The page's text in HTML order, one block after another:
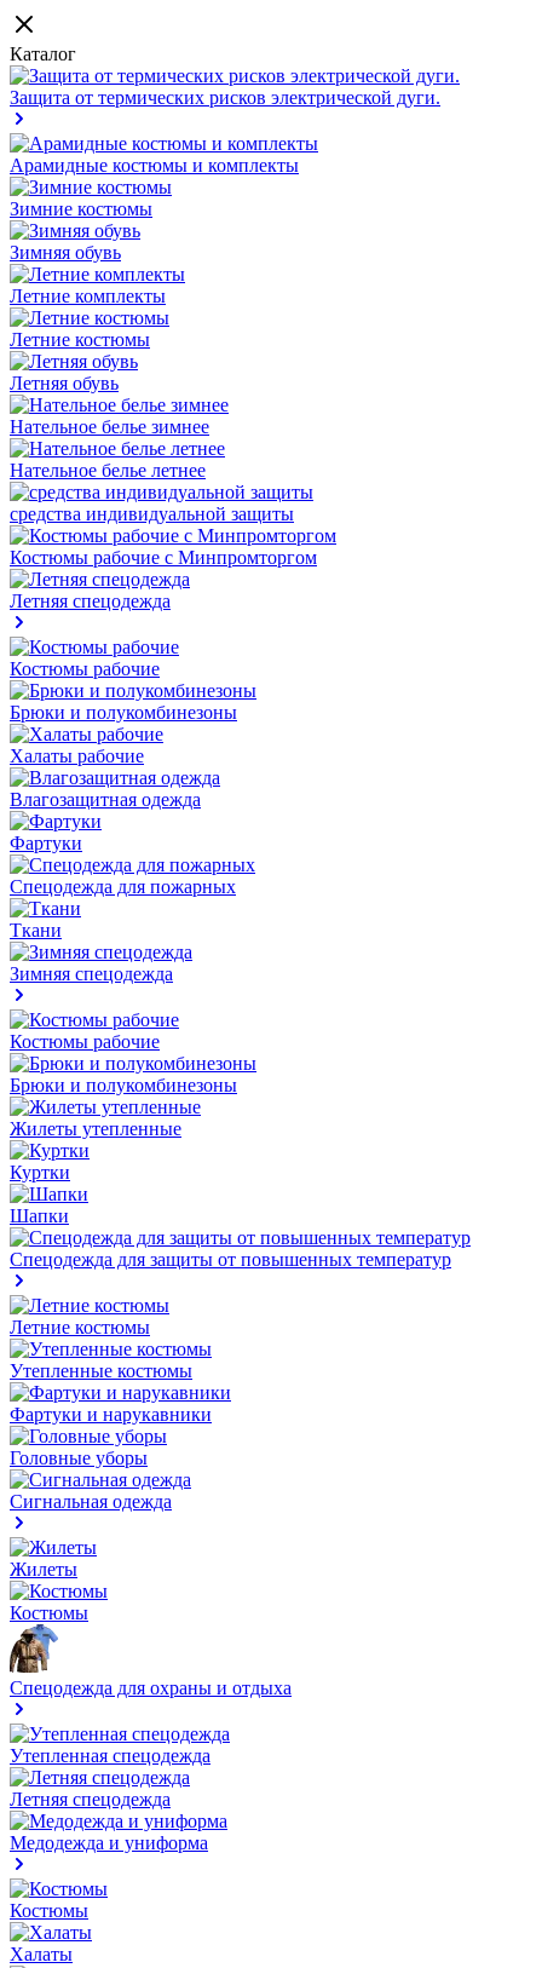
Каталог
Защита от термических рисков электрической дуги.
Арамидные костюмы и комплекты
Зимние костюмы
Зимняя обувь
Летние комплекты
Летние костюмы
Летняя обувь
Нательное белье зимнее
Нательное белье летнее
средства индивидуальной защиты
Костюмы рабочие с Минпромторгом
Летняя спецодежда
Костюмы рабочие
Брюки и полукомбинезоны
Халаты рабочие
Влагозащитная одежда
Фартуки
Спецодежда для пожарных
Ткани
Зимняя спецодежда
Костюмы рабочие
Брюки и полукомбинезоны
Жилеты утепленные
Куртки
Шапки
Спецодежда для защиты от повышенных температур
Летние костюмы
Утепленные костюмы
Фартуки и нарукавники
Головные уборы
Сигнальная одежда
Жилеты
Костюмы
Спецодежда для охраны и отдыха
Утепленная спецодежда
Летняя спецодежда
Медодежда и униформа
Костюмы
Халаты